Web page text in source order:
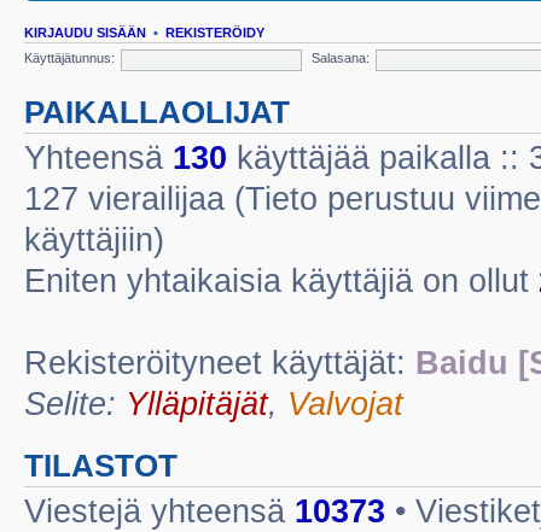
KIRJAUDU SISÄÄN • REKISTERÖIDY
Käyttäjätunnus:
Salasana:
PAIKALLAOLIJAT
Yhteensä 130 käyttäjää paikalla ::
127 vierailijaa (Tieto perustuu
käyttäjiin)
Eniten yhtaikaisia käyttäjiä on ollut
Rekisteröityneet käyttäjät: Baidu
Selite: Ylläpitäjät, Valvojat
TILASTOT
Viestejä yhteensä 10373 •